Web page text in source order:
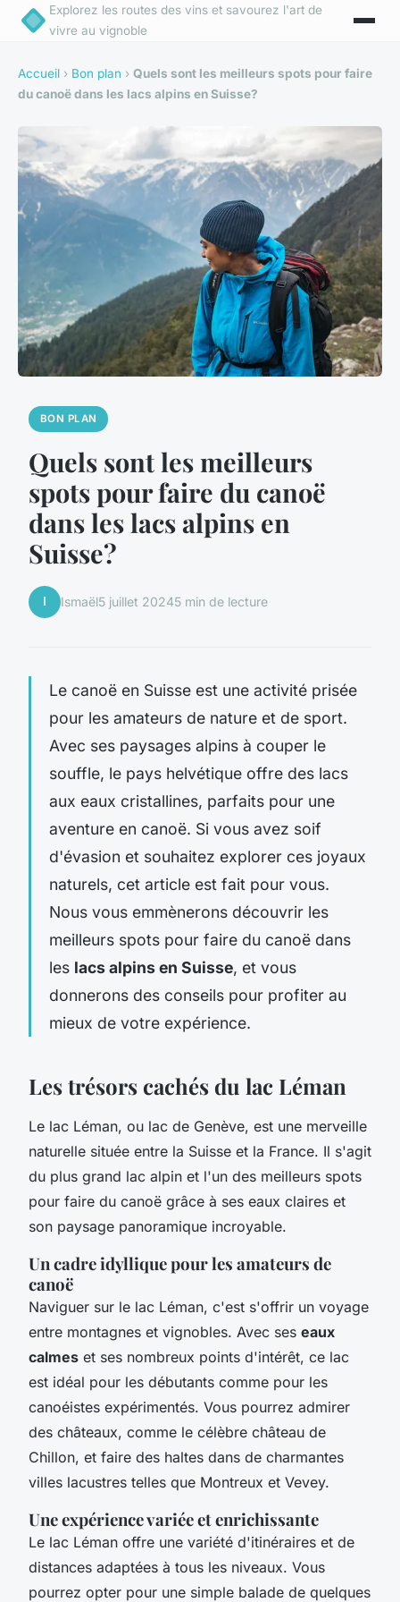
Explorez les routes des vins et savourez l'art de
vivre au vignoble
Accueil › Bon plan › Quels sont les meilleurs spots pour faire
du canoë dans les lacs alpins en Suisse?
BON PLAN
Quels sont les meilleurs
spots pour faire du canoë
dans les lacs alpins en
Suisse?
I Ismaël5 juillet 20245 min de lecture
Le canoë en Suisse est une activité prisée
pour les amateurs de nature et de sport.
Avec ses paysages alpins à couper le
souffle, le pays helvétique offre des lacs
aux eaux cristallines, parfaits pour une
aventure en canoë. Si vous avez soif
d'évasion et souhaitez explorer ces joyaux
naturels, cet article est fait pour vous.
Nous vous emmènerons découvrir les
meilleurs spots pour faire du canoë dans
les lacs alpins en Suisse, et vous
donnerons des conseils pour profiter au
mieux de votre expérience.
Les trésors cachés du lac Léman
Le lac Léman, ou lac de Genève, est une merveille
naturelle située entre la Suisse et la France. Il s'agit
du plus grand lac alpin et l'un des meilleurs spots
pour faire du canoë grâce à ses eaux claires et
son paysage panoramique incroyable.
Un cadre idyllique pour les amateurs de
canoë
Naviguer sur le lac Léman, c'est s'offrir un voyage
entre montagnes et vignobles. Avec ses eaux
calmes et ses nombreux points d'intérêt, ce lac
est idéal pour les débutants comme pour les
canoéistes expérimentés. Vous pourrez admirer
des châteaux, comme le célèbre château de
Chillon, et faire des haltes dans de charmantes
villes lacustres telles que Montreux et Vevey.
Une expérience variée et enrichissante
Le lac Léman offre une variété d'itinéraires et de
distances adaptées à tous les niveaux. Vous
pourrez opter pour une simple balade de quelques